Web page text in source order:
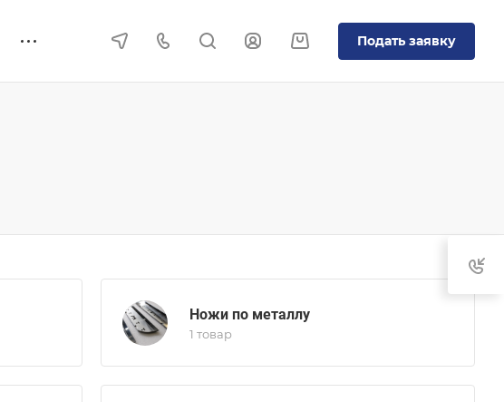
Подать заявку
Ножи по металлу
1 товар